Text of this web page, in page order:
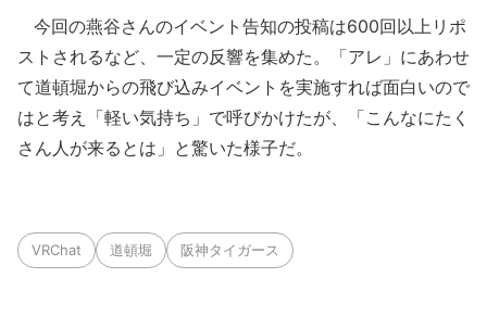
今回の燕谷さんのイベント告知の投稿は600回以上リポ
ストされるなど、一定の反響を集めた。「アレ」にあわせ
て道頓堀からの飛び込みイベントを実施すれば面白いので
はと考え「軽い気持ち」で呼びかけたが、「こんなにたく
さん人が来るとは」と驚いた様子だ。
VRChat 道頓堀 阪神タイガース